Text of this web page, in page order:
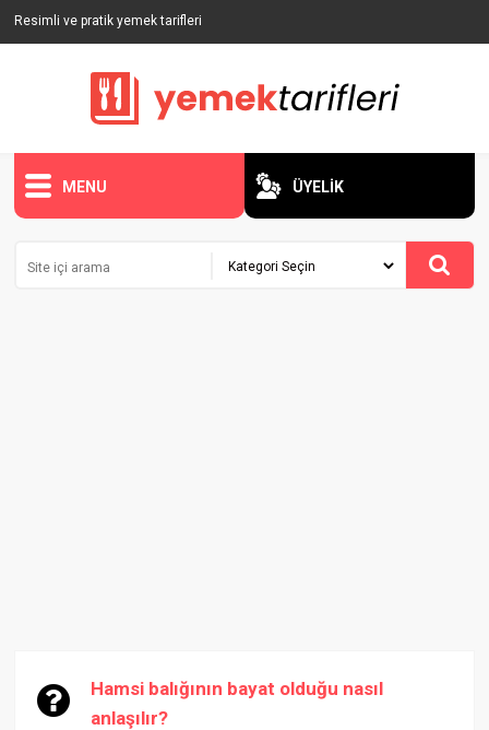
Resimli ve pratik yemek tarifleri
MENU ÜYELİK
Hamsi balığının bayat olduğu nasıl
anlaşılır?